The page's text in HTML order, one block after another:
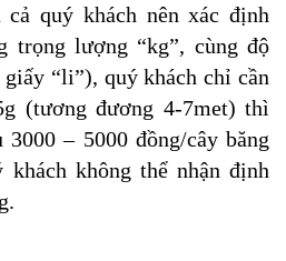
quý khách nên xác định
trọng lượng “kg”, cùng độ
“li”), quý khách chỉ cần
(tương đương 4-7met) thì
3000 – 5000 đồng/cây băng
không thể nhận định